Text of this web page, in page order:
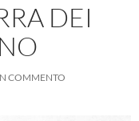
DEI
COMMENTO